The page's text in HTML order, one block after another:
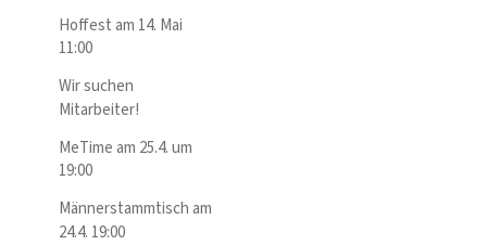
Hoffest am 14. Mai
11:00
Wir suchen
Mitarbeiter!
MeTime am 25.4. um
19:00
Männerstammtisch am
24.4. 19:00